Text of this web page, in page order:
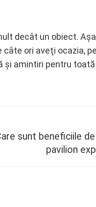
decât un obiect.
ori aveţi ocazia,
şi amintiri pentru
sunt beneficiile de
pavilion